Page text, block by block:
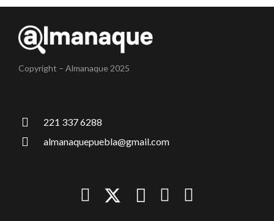
Copyright – Almanaque 2025
221 337 6288
almanaquepuebla@gmail.com